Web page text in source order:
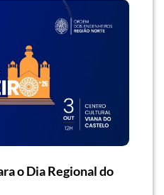
o Dia Regional do